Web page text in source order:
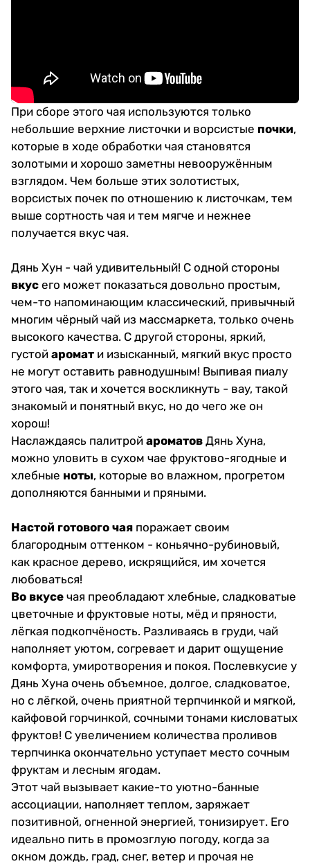
При сборе этого чая используются только
небольшие верхние листочки и ворсистые почки,
которые в ходе обработки чая становятся
золотыми и хорошо заметны невооружённым
взглядом. Чем больше этих золотистых,
ворсистых почек по отношению к листочкам, тем
выше сортность чая и тем мягче и нежнее
получается вкус чая.
Дянь Хун - чай удивительный! С одной стороны
вкус его может показаться довольно простым,
чем-то напоминающим классический, привычный
многим чёрный чай из массмаркета, только очень
высокого качества. С другой стороны, яркий,
густой аромат и изысканный, мягкий вкус просто
не могут оставить равнодушным! Выпивая пиалу
этого чая, так и хочется воскликнуть - вау, такой
знакомый и понятный вкус, но до чего же он
хорош!
Наслаждаясь палитрой ароматов Дянь Хуна,
можно уловить в сухом чае фруктово-ягодные и
хлебные ноты, которые во влажном, прогретом
дополняются банными и пряными.
Настой готового чая поражает своим
благородным оттенком - коньячно-рубиновый,
как красное дерево, искрящийся, им хочется
любоваться!
Во вкусе чая преобладают хлебные, сладковатые
цветочные и фруктовые ноты, мёд и пряности,
лёгкая подкопчёность. Разливаясь в груди, чай
наполняет уютом, согревает и дарит ощущение
комфорта, умиротворения и покоя. Послевкусие у
Дянь Хуна очень объемное, долгое, сладковатое,
но с лёгкой, очень приятной терпчинкой и мягкой,
кайфовой горчинкой, сочными тонами кисловатых
фруктов! С увеличением количества проливов
терпчинка окончательно уступает место сочным
фруктам и лесным ягодам.
Этот чай вызывает какие-то уютно-банные
ассоциации, наполняет теплом, заряжает
позитивной, огненной энергией, тонизирует. Его
идеально пить в промозглую погоду, когда за
окном дождь, град, снег, ветер и прочая не